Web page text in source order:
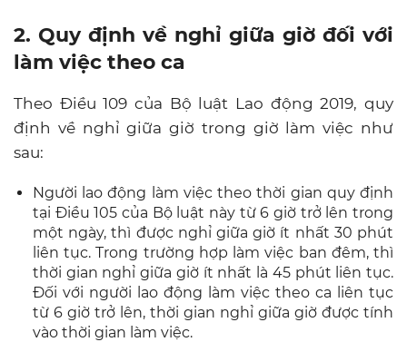
2. Quy định về nghỉ giữa giờ đối với
làm việc theo ca
Theo Điều 109 của Bộ luật Lao động 2019, quy
định về nghỉ giữa giờ trong giờ làm việc như
sau:
Người lao động làm việc theo thời gian quy định
tại Điều 105 của Bộ luật này từ 6 giờ trở lên trong
một ngày, thì được nghỉ giữa giờ ít nhất 30 phút
liên tục. Trong trường hợp làm việc ban đêm, thì
thời gian nghỉ giữa giờ ít nhất là 45 phút liên tục.
Đối với người lao động làm việc theo ca liên tục
từ 6 giờ trở lên, thời gian nghỉ giữa giờ được tính
vào thời gian làm việc.